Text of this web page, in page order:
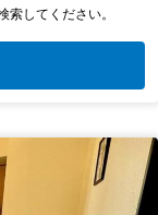
してください。